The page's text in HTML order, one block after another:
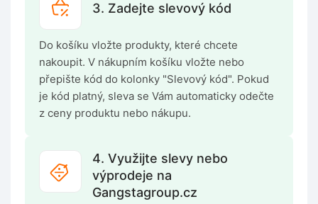
3. Zadejte slevový kód
Do košíku vložte produkty, které chcete
nakoupit. V nákupním košíku vložte nebo
přepište kód do kolonky "Slevový kód". Pokud
je kód platný, sleva se Vám automaticky odečte
z ceny produktu nebo nákupu.
4. Využijte slevy nebo
výprodeje na
Gangstagroup.cz